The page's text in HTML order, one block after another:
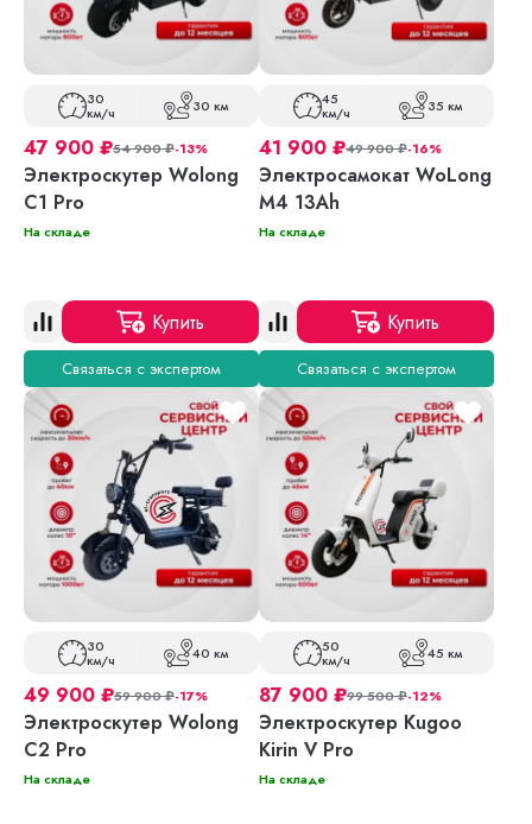
30
км/ч 30 км
47 900 ₽54 900₽-13%
Электроскутер Wolong
C1 Pro
На складе
Купить
Связаться с экспертом
45
км/ч 35 км
41 900 ₽49 900₽-16%
Электросамокат WoLong
M4 13Ah
На складе
Купить
Связаться с экспертом
30
км/ч 40 км
49 900 ₽59 900₽-17%
Электроскутер Wolong
C2 Pro
На складе
50
км/ч 45 км
87 900 ₽99 500₽-12%
Электроскутер Kugoo
Kirin V Pro
На складе